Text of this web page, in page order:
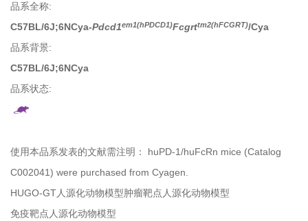
品系全称:
C57BL/6J;6NCya-Pdcd1em1(hPDCD1)Fcgrttm2(hFCGRT)/Cya
品系背景:
C57BL/6J;6NCya
品系状态:
使用本品系发表的文献需注明： huPD-1/huFcRn mice (Catalog
C002041) were purchased from Cyagen.
HUGO-GT人源化动物模型肿瘤靶点人源化动物模型
免疫靶点人源化动物模型